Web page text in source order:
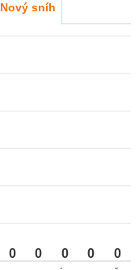
Nový sníh
0 0 0 0 0